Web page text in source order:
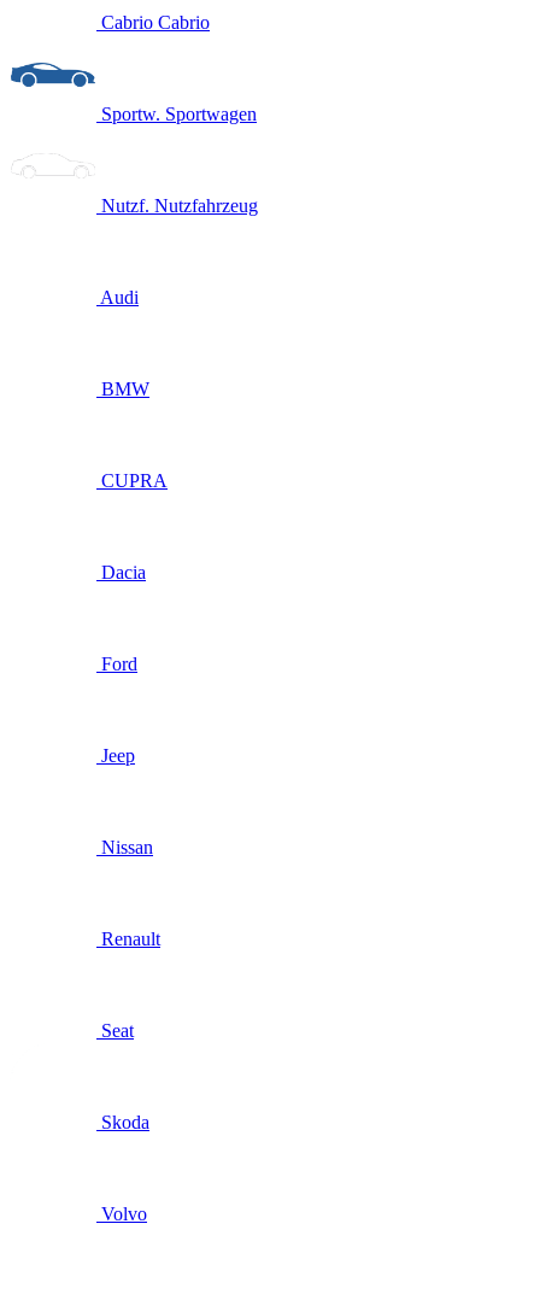
Cabrio Cabrio
Sportw. Sportwagen
Nutzf. Nutzfahrzeug
Audi
BMW
CUPRA
Dacia
Ford
Jeep
Nissan
Renault
Seat
Skoda
Volvo